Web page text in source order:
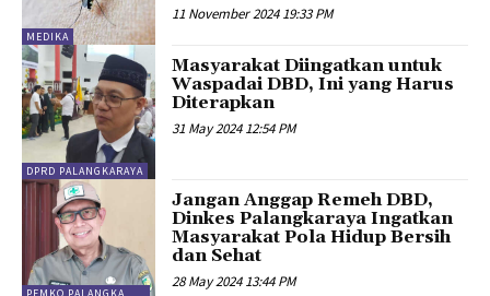
MEDIKA
11 November 2024 19:33 PM
DPRD PALANGKARAYA
Masyarakat Diingatkan untuk
Waspadai DBD, Ini yang Harus
Diterapkan
31 May 2024 12:54 PM
PEMKO PALANGKA
Jangan Anggap Remeh DBD,
Dinkes Palangkaraya Ingatkan
Masyarakat Pola Hidup Bersih
dan Sehat
28 May 2024 13:44 PM